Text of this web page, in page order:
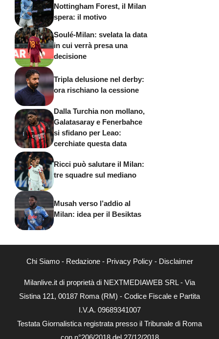
Nottingham Forest, il Milan
spera: il motivo
Soulé-Milan: svelata la data
in cui verrà presa una
decisione
Tripla delusione nel derby:
ora rischiano la cessione
Dalla Turchia non mollano,
Galatasaray e Fenerbahce
si sfidano per Leao:
cerchiate questa data
Ricci può salutare il Milan:
tre squadre sul mediano
Musah verso l’addio al
Milan: idea per il Besiktas
Chi Siamo- Redazione- Privacy Policy- Disclaimer
Milanlive.it di proprietà di NEXTMEDIAWEB SRL - Via
Sistina 121, 00187 Roma (RM) - Codice Fiscale e Partita
I.V.A. 09689341007
Testata Giornalistica registrata presso il Tribunale di Roma
con n°206/2018 del 27/12/2018